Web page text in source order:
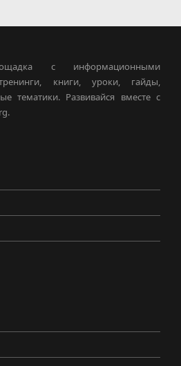
с информационными
книги, уроки, гайды,
тематики. Развивайся вместе с